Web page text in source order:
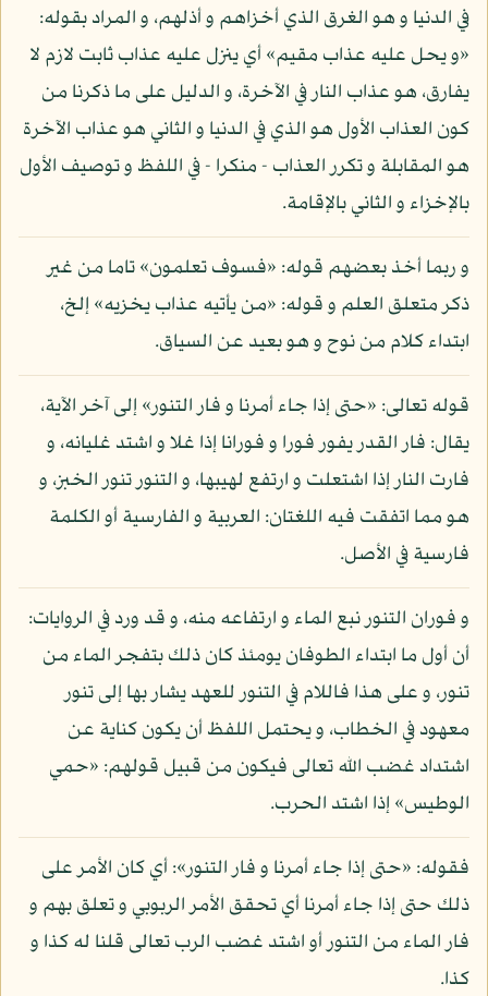
في الدنيا و هو الغرق الذي أخزاهم و أذلهم، و المراد بقوله:
«و يحل عليه عذاب مقيم» أي ينزل عليه عذاب ثابت لازم لا
يفارق، هو عذاب النار في الآخرة، و الدليل على ما ذكرنا من
كون العذاب الأول هو الذي في الدنيا و الثاني هو عذاب الآخرة
هو المقابلة و تكرر العذاب - منكرا - في اللفظ و توصيف الأول
بالإخزاء و الثاني بالإقامة.
و ربما أخذ بعضهم قوله: «فسوف تعلمون» تاما من غير
ذكر متعلق العلم و قوله: «من يأتيه عذاب يخزيه» إلخ،
ابتداء كلام من نوح و هو بعيد عن السياق.
قوله تعالى: «حتى إذا جاء أمرنا و فار التنور» إلى آخر الآية،
يقال: فار القدر يفور فورا و فورانا إذا غلا و اشتد غليانه، و
فارت النار إذا اشتعلت و ارتفع لهيبها، و التنور تنور الخبز، و
هو مما اتفقت فيه اللغتان: العربية و الفارسية أو الكلمة
فارسية في الأصل.
و فوران التنور نبع الماء و ارتفاعه منه، و قد ورد في الروايات:
أن أول ما ابتداء الطوفان يومئذ كان ذلك بتفجر الماء من
تنور، و على هذا فاللام في التنور للعهد يشار بها إلى تنور
معهود في الخطاب، و يحتمل اللفظ أن يكون كناية عن
اشتداد غضب الله تعالى فيكون من قبيل قولهم: «حمي
الوطيس» إذا اشتد الحرب.
فقوله: «حتى إذا جاء أمرنا و فار التنور»: أي كان الأمر على
ذلك حتى إذا جاء أمرنا أي تحقق الأمر الربوبي و تعلق بهم و
فار الماء من التنور أو اشتد غضب الرب تعالى قلنا له كذا و
كذا.